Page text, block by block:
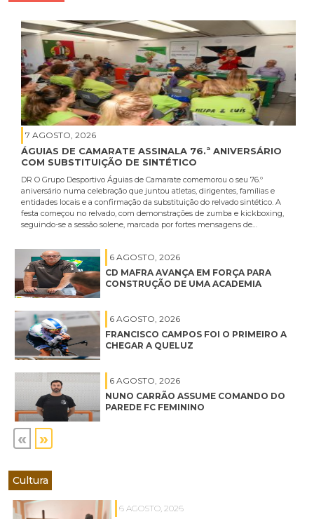
7 AGOSTO, 2026
ÁGUIAS DE CAMARATE ASSINALA 76.ª ANIVERSÁRIO
COM SUBSTITUIÇÃO DE SINTÉTICO
DR O Grupo Desportivo Águias de Camarate comemorou o seu 76.º
aniversário numa celebração que juntou atletas, dirigentes, famílias e
entidades locais e a confirmação da substituição do relvado sintético. A
festa começou no relvado, com demonstrações de zumba e kickboxing,
seguindo-se a sessão solene, marcada por fortes mensagens de…
6 AGOSTO, 2026
CD MAFRA AVANÇA EM FORÇA PARA
CONSTRUÇÃO DE UMA ACADEMIA
6 AGOSTO, 2026
FRANCISCO CAMPOS FOI O PRIMEIRO A
CHEGAR A QUELUZ
6 AGOSTO, 2026
NUNO CARRÃO ASSUME COMANDO DO
PAREDE FC FEMININO
« »
Cultura
6 AGOSTO, 2026